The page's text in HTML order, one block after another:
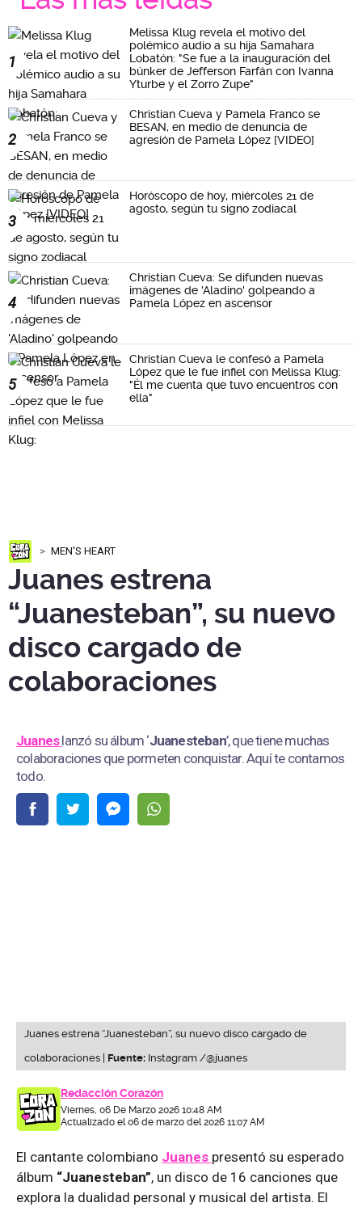
1
Melissa Klug revela el motivo del
polémico audio a su hija Samahara
Lobatón: "Se fue a la inauguración del
búnker de Jefferson Farfán con Ivanna
Yturbe y el Zorro Zupe"
2
Christian Cueva y Pamela Franco se
BESAN, en medio de denuncia de
agresión de Pamela López [VIDEO]
3
Horóscopo de hoy, miércoles 21 de
agosto, según tu signo zodiacal
4
Christian Cueva: Se difunden nuevas
imágenes de 'Aladino' golpeando a
Pamela López en ascensor
5
Christian Cueva le confesó a Pamela
López que le fue infiel con Melissa Klug:
"Él me cuenta que tuvo encuentros con
ella"
MEN'S HEART
Juanes estrena
“Juanesteban”, su nuevo
disco cargado de
colaboraciones
Juaneslanzó su álbum ‘Juanesteban’, que tiene muchas
colaboraciones que pormeten conquistar. Aquí te contamos
todo.
Juanes estrena “Juanesteban”, su nuevo disco cargado de
colaboraciones | Fuente: Instagram /@juanes
Redacción Corazón
Viernes, 06 De Marzo 2026 10:48 AM
Actualizado el 06 de marzo del 2026 11:07 AM
El cantante colombiano Juanes presentó su esperado
álbum “Juanesteban”, un disco de 16 canciones que
explora la dualidad personal y musical del artista. El